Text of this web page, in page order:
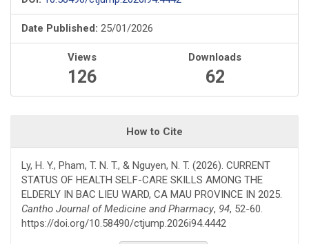
Date Published: 25/01/2026
Views
126
Downloads
62
How to Cite
Ly, H. Y., Pham, T. N. T., & Nguyen, N. T. (2026). CURRENT
STATUS OF HEALTH SELF-CARE SKILLS AMONG THE
ELDERLY IN BAC LIEU WARD, CA MAU PROVINCE IN 2025.
Cantho Journal of Medicine and Pharmacy, 94, 52-60.
https://doi.org/10.58490/ctjump.2026i94.4442